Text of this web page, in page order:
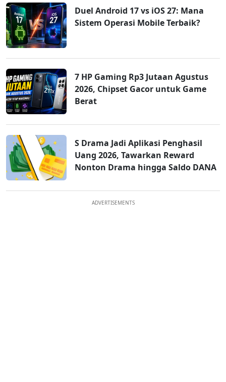
Duel Android 17 vs iOS 27: Mana
Sistem Operasi Mobile Terbaik?
7 HP Gaming Rp3 Jutaan Agustus
2026, Chipset Gacor untuk Game
Berat
S Drama Jadi Aplikasi Penghasil
Uang 2026, Tawarkan Reward
Nonton Drama hingga Saldo DANA
ADVERTISEMENTS